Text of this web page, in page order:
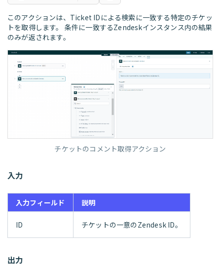
このアクションは、Ticket IDによる検索に一致する特定のチケッ
トを取得します。 条件に一致するZendeskインスタンス内の結果
のみが返されます。
チケットのコメント取得アクション
入力
入力フィールド 説明
ID チケットの一意のZendesk ID。
出力